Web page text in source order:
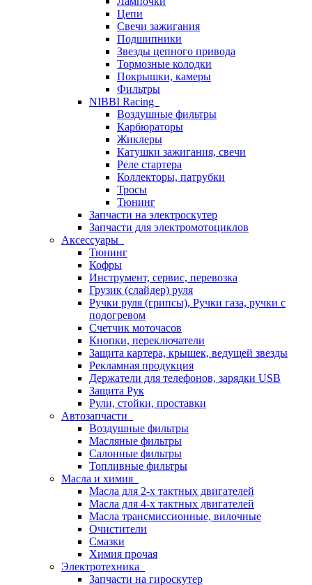
Цепи
Свечи зажигания
Подшипники
Звезды цепного привода
Тормозные колодки
Покрышки, камеры
Фильтры
NIBBI Racing
Воздушные фильтры
Карбюраторы
Жиклеры
Катушки зажигания, свечи
Реле стартера
Коллекторы, патрубки
Тросы
Тюнинг
Запчасти на электроскутер
Запчасти для электромотоциклов
Аксессуары
Тюнинг
Кофры
Инструмент, сервис, перевозка
Грузик (слайдер) руля
Ручки руля (грипсы), Ручки газа, ручки с
подогревом
Счетчик моточасов
Кнопки, переключатели
Защита картера, крышек, ведущей звезды
Рекламная продукция
Держатели для телефонов, зарядки USB
Защита Рук
Рули, стойки, проставки
Автозапчасти
Воздушные фильтры
Масляные фильтры
Салонные фильтры
Топливные фильтры
Масла и химия
Масла для 2-х тактных двигателей
Масла для 4-х тактных двигателей
Масла трансмиссионные, вилочные
Очистители
Смазки
Химия прочая
Электротехника
Запчасти на гироскутер